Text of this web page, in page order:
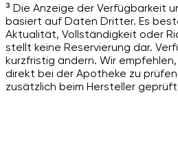
³ Die Anzeige der Verfügbarkeit
basiert auf Daten Dritter. Es
Aktualität, Vollständigkeit oder
stellt keine Reservierung dar.
kurzfristig ändern. Wir
direkt bei der Apotheke zu
zusätzlich beim Hersteller